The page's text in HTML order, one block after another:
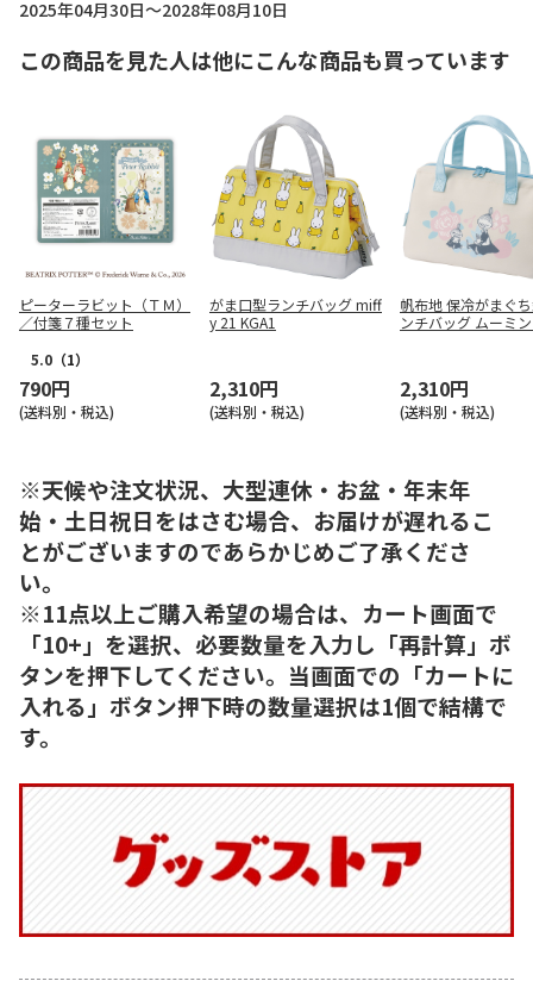
2025年04月30日～2028年08月10日
この商品を見た人は他にこんな商品も買っています
ピーターラビット（ＴＭ）
／付箋７種セット
5.0 （1）
790円
(送料別・税込)
がま口型ランチバッグ miff
y 21 KGA1
2,310円
(送料別・税込)
帆布地 保冷がまぐ
ンチバッグ ムーミ
2,310円
(送料別・税込)
※天候や注文状況、大型連休・お盆・年末年
始・土日祝日をはさむ場合、お届けが遅れるこ
とがございますのであらかじめご了承くださ
い。
※11点以上ご購入希望の場合は、カート画面で
「10+」を選択、必要数量を入力し「再計算」ボ
タンを押下してください。当画面での「カートに
入れる」ボタン押下時の数量選択は1個で結構で
す。